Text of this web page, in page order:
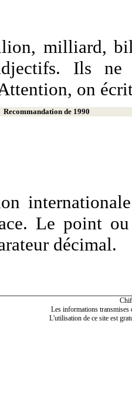
milliard,
Ils ne
on
Recommandation de 1990
Le point
décimal.
Les informations transmises
L'utilisation de ce site est